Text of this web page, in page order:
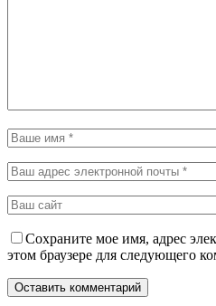
Сохраните мое имя, адрес
этом браузере для следующего